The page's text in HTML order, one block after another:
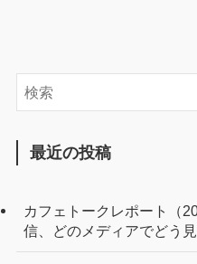
最近の投稿
カフェトークレポート（
信、どのメディアでどう